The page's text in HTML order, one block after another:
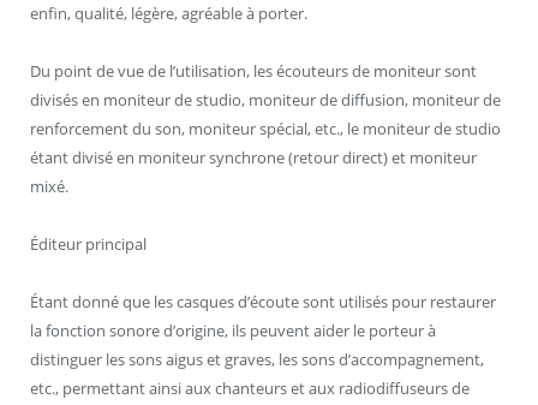
enfin, qualité, légère, agréable à porter.
Du point de vue de l’utilisation, les écouteurs de moniteur sont
divisés en moniteur de studio, moniteur de diffusion, moniteur de
renforcement du son, moniteur spécial, etc., le moniteur de studio
étant divisé en moniteur synchrone (retour direct) et moniteur
mixé.
Éditeur principal
Étant donné que les casques d’écoute sont utilisés pour restaurer
la fonction sonore d’origine, ils peuvent aider le porteur à
distinguer les sons aigus et graves, les sons d’accompagnement,
etc., permettant ainsi aux chanteurs et aux radiodiffuseurs de